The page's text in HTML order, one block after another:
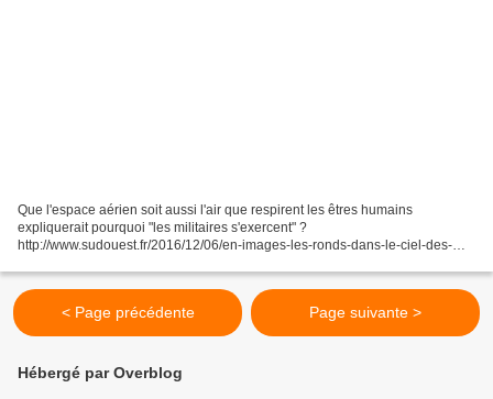
Que l'espace aérien soit aussi l'air que respirent les êtres humains
expliquerait pourquoi "les militaires s'exercent" ?
http://www.sudouest.fr/2016/12/06/en-images-les-ronds-dans-le-ciel-des-
< Page précédente Page suivante >
Hébergé par Overblog